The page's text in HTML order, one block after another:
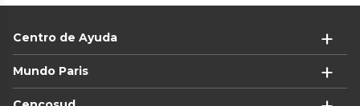
Centro de Ayuda
Mundo Paris